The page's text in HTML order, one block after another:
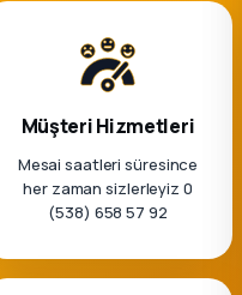
Müşteri Hizmetleri
Mesai saatleri süresince
her zaman sizlerleyiz 0
(538) 658 57 92